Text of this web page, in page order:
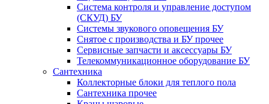
Система контроля и управление доступом
(СКУД) БУ
Системы звукового оповещения БУ
Снятое с производства и БУ прочее
Сервисные запчасти и аксессуары БУ
Телекоммуникационное оборудование БУ
Сантехника
Коллекторные блоки для теплого пола
Сантехника прочее